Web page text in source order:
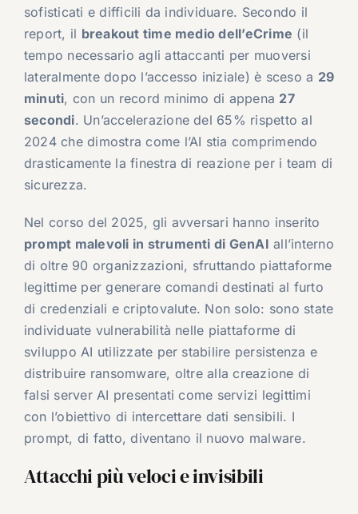
sofisticati e difficili da individuare. Secondo il
report, il breakout time medio dell’eCrime (il
tempo necessario agli attaccanti per muoversi
lateralmente dopo l’accesso iniziale) è sceso a 29
minuti, con un record minimo di appena 27
secondi. Un’accelerazione del 65% rispetto al
2024 che dimostra come l’AI stia comprimendo
drasticamente la finestra di reazione per i team di
sicurezza.
Nel corso del 2025, gli avversari hanno inserito
prompt malevoli in strumenti di GenAI all’interno
di oltre 90 organizzazioni, sfruttando piattaforme
legittime per generare comandi destinati al furto
di credenziali e criptovalute. Non solo: sono state
individuate vulnerabilità nelle piattaforme di
sviluppo AI utilizzate per stabilire persistenza e
distribuire ransomware, oltre alla creazione di
falsi server AI presentati come servizi legittimi
con l’obiettivo di intercettare dati sensibili. I
prompt, di fatto, diventano il nuovo malware.
Attacchi più veloci e invisibili